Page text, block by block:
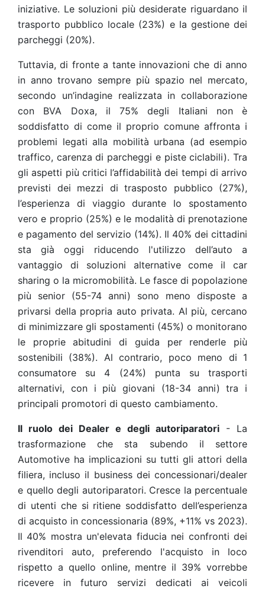
iniziative. Le soluzioni più desiderate riguardano il
trasporto pubblico locale (23%) e la gestione dei
parcheggi (20%).
Tuttavia, di fronte a tante innovazioni che di anno
in anno trovano sempre più spazio nel mercato,
secondo un’indagine realizzata in collaborazione
con BVA Doxa, il 75% degli Italiani non è
soddisfatto di come il proprio comune affronta i
problemi legati alla mobilità urbana (ad esempio
traffico, carenza di parcheggi e piste ciclabili). Tra
gli aspetti più critici l’affidabilità dei tempi di arrivo
previsti dei mezzi di trasposto pubblico (27%),
l’esperienza di viaggio durante lo spostamento
vero e proprio (25%) e le modalità di prenotazione
e pagamento del servizio (14%). Il 40% dei cittadini
sta già oggi riducendo l'utilizzo dell’auto a
vantaggio di soluzioni alternative come il car
sharing o la micromobilità. Le fasce di popolazione
più senior (55-74 anni) sono meno disposte a
privarsi della propria auto privata. Al più, cercano
di minimizzare gli spostamenti (45%) o monitorano
le proprie abitudini di guida per renderle più
sostenibili (38%). Al contrario, poco meno di 1
consumatore su 4 (24%) punta su trasporti
alternativi, con i più giovani (18-34 anni) tra i
principali promotori di questo cambiamento.
Il ruolo dei Dealer e degli autoriparatori - La
trasformazione che sta subendo il settore
Automotive ha implicazioni su tutti gli attori della
filiera, incluso il business dei concessionari/dealer
e quello degli autoriparatori. Cresce la percentuale
di utenti che si ritiene soddisfatto dell’esperienza
di acquisto in concessionaria (89%, +11% vs 2023).
Il 40% mostra un'elevata fiducia nei confronti dei
rivenditori auto, preferendo l'acquisto in loco
rispetto a quello online, mentre il 39% vorrebbe
ricevere in futuro servizi dedicati ai veicoli